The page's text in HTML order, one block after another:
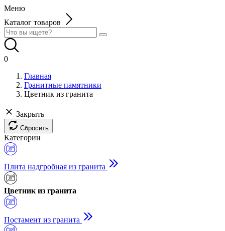
Меню
Каталог товаров
0
Главная
Гранитные памятники
Цветник из гранита
Закрыть
Сбросить
Категории
Плита надгробная из гранита
Цветник из гранита
Постамент из гранита